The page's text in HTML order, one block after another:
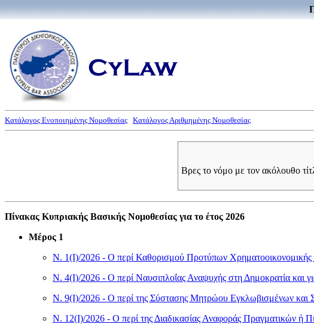
Κατάλογος Ενοποιημένης Νομοθεσίας Κατάλογος Αριθμημένης Νομοθεσίας
Βρες το νόμο με τον ακόλουθο
Πίνακας Κυπριακής Βασικής Νομοθεσίας για το έτος 2026
Μέρος 1
Ν. 1(I)/2026 - Ο περί Καθορισμού Προτύπων
Ν. 4(I)/2026 - Ο περί Ναυσιπλοΐας Αναψυχής στη Δημοκρατία και
Ν. 9(I)/2026 - Ο περί της Σύστασης Μητρώου Εγκλωβισμένων
Ν. 12(I)/2026 - Ο περί της Διαδικασίας Αναφοράς Πραγματικών